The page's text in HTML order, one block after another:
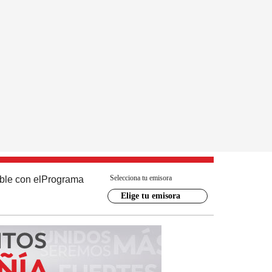
con el Programa Selecciona tu emisora
Elige tu emisora